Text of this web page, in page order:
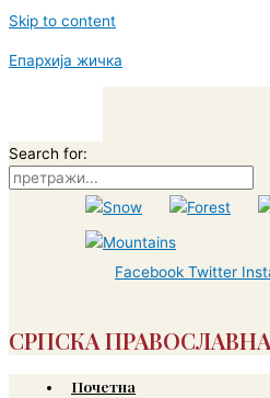
Skip to content
Епархија жичка
Search for:
Facebook Twitter
СРПСКА
Почетна